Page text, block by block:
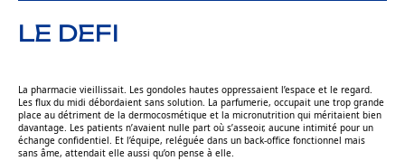
LE DEFI
La pharmacie vieillissait. Les gondoles hautes oppressaient l’espace et le regard.
Les flux du midi débordaient sans solution. La parfumerie, occupait une trop grande
place au détriment de la dermocosmétique et la micronutrition qui méritaient bien
davantage. Les patients n’avaient nulle part où s’asseoir, aucune intimité pour un
échange confidentiel. Et l’équipe, reléguée dans un back-office fonctionnel mais
sans âme, attendait elle aussi qu’on pense à elle.